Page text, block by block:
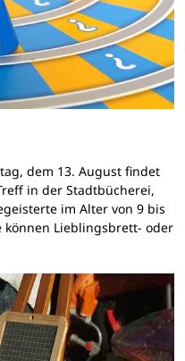
dem 13. August findet
in der Stadtbücherei,
im Alter von 9 bis
können Lieblingsbrett- oder